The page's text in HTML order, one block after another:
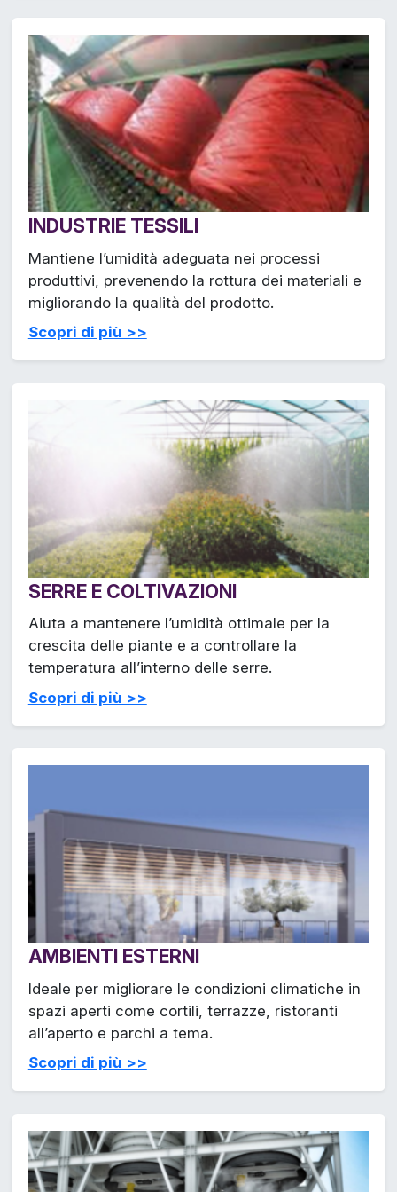
INDUSTRIE TESSILI
Mantiene l’umidità adeguata nei processi
produttivi, prevenendo la rottura dei materiali e
migliorando la qualità del prodotto.
Scopri di più >>
SERRE E COLTIVAZIONI
Aiuta a mantenere l’umidità ottimale per la
crescita delle piante e a controllare la
temperatura all’interno delle serre.
Scopri di più >>
AMBIENTI ESTERNI
Ideale per migliorare le condizioni climatiche in
spazi aperti come cortili, terrazze, ristoranti
all’aperto e parchi a tema.
Scopri di più >>